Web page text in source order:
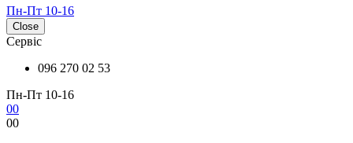
Пн-Пт 10-16
Close
Сервіс
096 270 02 53
Пн-Пт 10-16
00
00